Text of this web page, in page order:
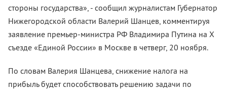
стороны государства», - сообщил журналистам Губернатор
Нижегородской области Валерий Шанцев, комментируя
заявление премьер-министра РФ Владимира Путина на Х
съезде «Единой России» в Москве в четверг, 20 ноября.
По словам Валерия Шанцева, снижение налога на
прибыль будет способствовать решению задачи по